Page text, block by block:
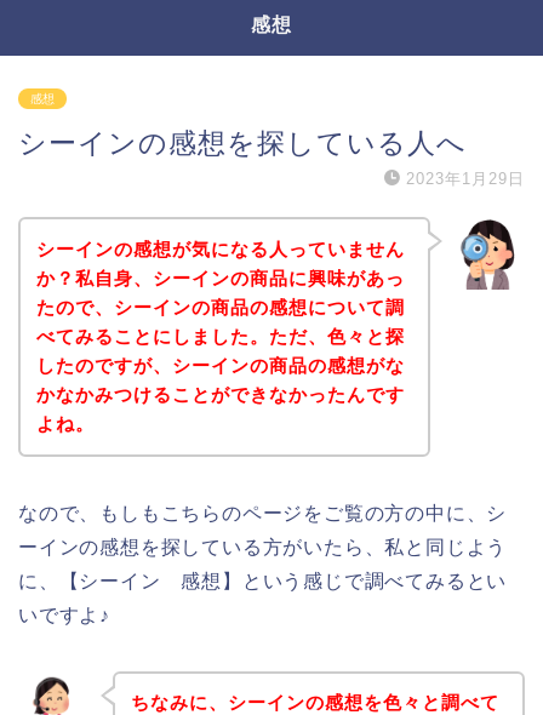
感想
感想
シーインの感想を探している人へ
2023年1月29日
シーインの感想が気になる人っていません
か？私自身、シーインの商品に興味があっ
たので、シーインの商品の感想について調
べてみることにしました。ただ、色々と探
したのですが、シーインの商品の感想がな
かなかみつけることができなかったんです
よね。
なので、もしもこちらのページをご覧の方の中に、シ
ーインの感想を探している方がいたら、私と同じよう
に、【シーイン 感想】という感じで調べてみるとい
いですよ♪
ちなみに、シーインの感想を色々と調べて